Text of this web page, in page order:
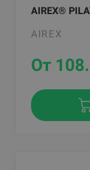
AIREX®
AIREX
От